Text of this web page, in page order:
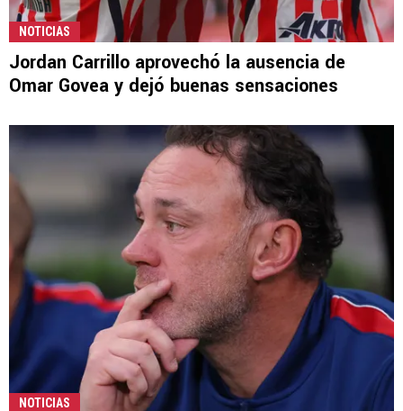
NOTICIAS
Jordan Carrillo aprovechó la ausencia de
Omar Govea y dejó buenas sensaciones
NOTICIAS